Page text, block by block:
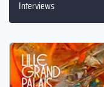
Interviews